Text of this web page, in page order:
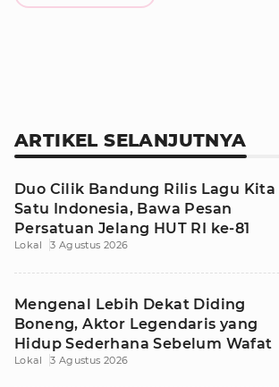
ARTIKEL SELANJUTNYA
Duo Cilik Bandung Rilis Lagu Kita
Satu Indonesia, Bawa Pesan
Persatuan Jelang HUT RI ke-81
Lokal 3 Agustus 2026
Mengenal Lebih Dekat Diding
Boneng, Aktor Legendaris yang
Hidup Sederhana Sebelum Wafat
Lokal 3 Agustus 2026